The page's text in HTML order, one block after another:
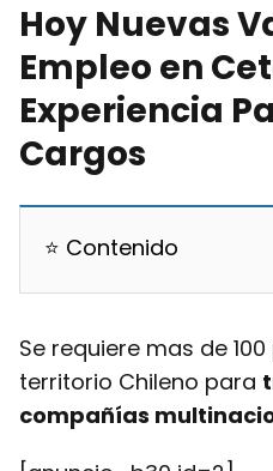
Hoy Nuevas
Empleo en
Experiencia
Cargos
⭐ Contenido
Se requiere mas de
territorio Chileno para
compañías